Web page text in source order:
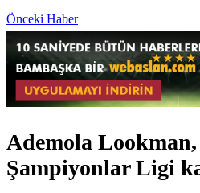
Önceki Haber
Ademola
Şampiyonlar Ligi